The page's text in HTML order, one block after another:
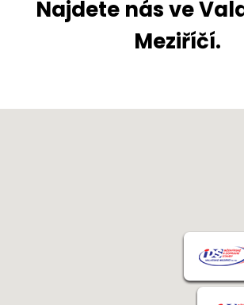
Najdete nás ve
Meziříčí.